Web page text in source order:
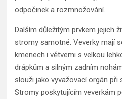
odpočinek a rozmnožování.
Dalším důležitým prvkem jejich
stromy samotné. Veverky mají
kmenech i větvemi s velkou
drápkům a silným zadním
slouži jako vyvažovací orgán při
Stromy poskytujícím veverkám